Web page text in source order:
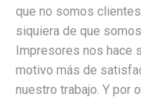
que no somos
siquiera de que
Impresores nos hace
motivo más de
nuestro trabajo. Y por